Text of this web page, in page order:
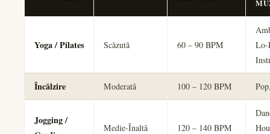
Yoga / Pilates Scăzută 60 – 90 BPM
Încălzire Moderată 100 – 120 BPM
Jogging /
Medie-Înaltă 120 – 140 BPM